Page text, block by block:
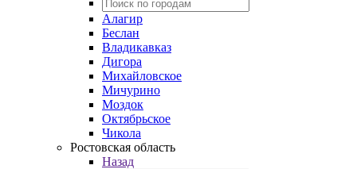
Алагир
Беслан
Владикавказ
Дигора
Михайловское
Мичурино
Моздок
Октябрьское
Чикола
Ростовская область
Назад